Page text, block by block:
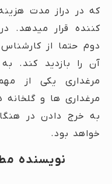
که در دراز مدت
کننده قرار میدهد.
دوم حتما از
آن را بازدید کند.
مرغداری یکی از
مرغداری ها و
به خرج دادن در
خواهد بود.
نویسنده